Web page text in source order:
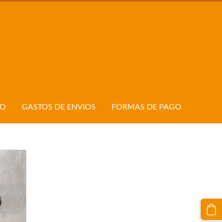
GASTOS DE ENVIOS FORMAS DE PAGO